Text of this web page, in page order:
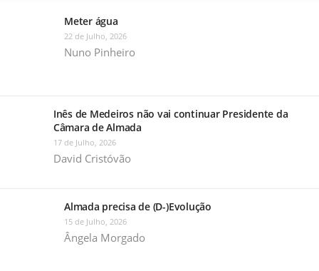
Meter água
22 de Julho, 2026
Nuno Pinheiro
Inês de Medeiros não vai continuar Presidente da
Câmara de Almada
17 de Julho, 2026
David Cristóvão
Almada precisa de (D-)Evolução
15 de Julho, 2026
Ângela Morgado